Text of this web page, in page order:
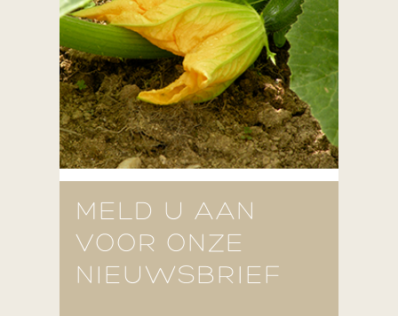
MELD U AAN
VOOR ONZE
NIEUWSBRIEF